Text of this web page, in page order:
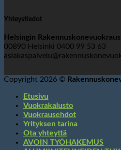
Yhteystiedot
Helsingin
00890 Helsinki 0400 99 53 63
Copyright 2026 ©
Etusivu
Vuokrakalusto
Vuokrausehdot
Yrityksen tarina
Ota yhteyttä
AVOIN TYÖHAKEMUS